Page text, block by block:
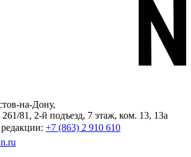
на-Дону,
81, 2-й подъезд, 7 этаж, ком. 13, 13а
+7 (863) 2 910 610